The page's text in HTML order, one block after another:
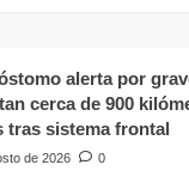
alerta por
cerca de 900
tras sistema frontal
de 2026 0